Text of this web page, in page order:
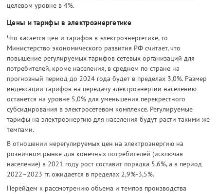
целевом уровне в 4%.
Цены и тарифы в электроэнергетике
Что касается цен и тарифов в электроэнергетике, то
Министерство экономического развития РФ считает, что
повышение регулируемых тарифов сетевых организаций для
потребителей, кроме населения, в среднем по стране на
прогнозный период до 2024 года будет в пределах 3,0%. Размер
индексации тарифов на передачу электроэнергии населению
останется на уровне 5,0% для уменьшения перекрестного
субсидирования в электросетевом комплексе. Регулируемые
тарифы на электроэнергию для населения будут расти такими же
темпами.
В отношении нерегулируемых цен на электроэнергию на
розничном рынке для конечных потребителей (исключая
население) в 2021 году рост составит порядка 5,6%, а в период
2022–2023 гг. ожидается в пределах 2,9%-3,5%.
Перейдем к рассмотрению объема и темпов производства